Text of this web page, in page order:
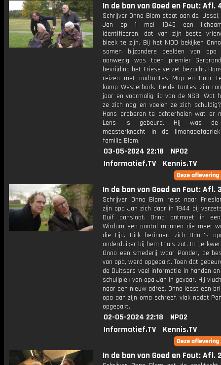
In de ban van Goed en Fout: Afl.
Schrijver Onno Blom staat aan de
Jan op 1 mei 1945 een
identificeren, dat van zijn beste
bleek te zijn. Bij het NIOD bekijken
samen bijzondere beelden van
aanwezig was toen premier
bevrijding het Friese verzet bezocht.
reizen met oudtantes Map en Door
kamp Westerbork. Beide tantes zijn
jaar en voormalig lid van de NSB. Wat
ze zich nog en voelen ze zich
Hans proberen te achterhalen wat er
Lens is gebeurd. Hij was de
meesterknecht in de
familie Blom.
03-05-2024 22:18
NPO2
Informatief.TV
Kennis.TV
In de ban van Goed en Fout: Afl.
Schrijver Onno Blom reist naar
zijn opa Jan zich daar in 1944 bij
Duif aansloot. Onno ontmoet in
Wirdum een aantal mannen die meer
die tijd. Dirk herinnert zich Onno's
onderduiker bij hem thuis zat. In
Onno een smederij waar Pander, de
van opa, werd opgepakt. Toen dat
de Duitsers veel informatie in handen
schuilplek van opa Jan in gevaar. Hij
naar een nieuw adres. Onno leest een
opa aan zijn oma schreef, vlak nadat
opgepakt.
02-05-2024 22:18
NPO2
Informatief.TV
Kennis.TV
In de ban van Goed en Fout: Afl.